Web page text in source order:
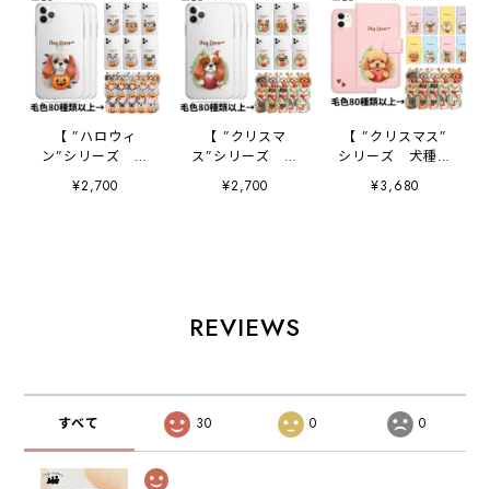
【 ”ハロウィ
ン”シリーズ 犬
種選べる スマホケ
ース 】 犬 うち
¥2,700
【 ”クリスマ
ス”シリーズ 犬
種選べる スマホケ
ース 】 犬 うち
¥2,700
【 ”クリスマス”
シリーズ 犬種選
べる 手帳型 スマ
ホケース 】 犬
¥3,680
REVIEWS
すべて 30 0 0